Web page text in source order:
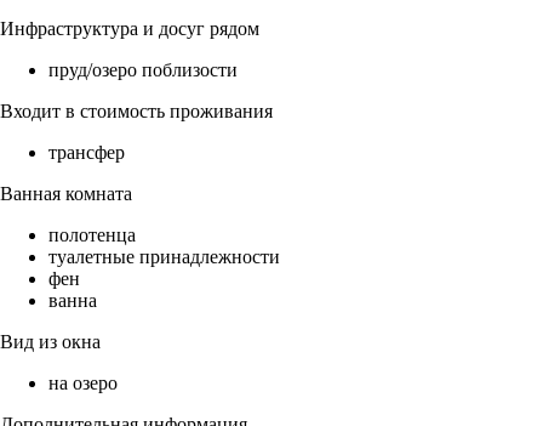
Инфраструктура и досуг рядом
пруд/озеро поблизости
Входит в стоимость проживания
трансфер
Ванная комната
полотенца
туалетные принадлежности
фен
ванна
Вид из окна
на озеро